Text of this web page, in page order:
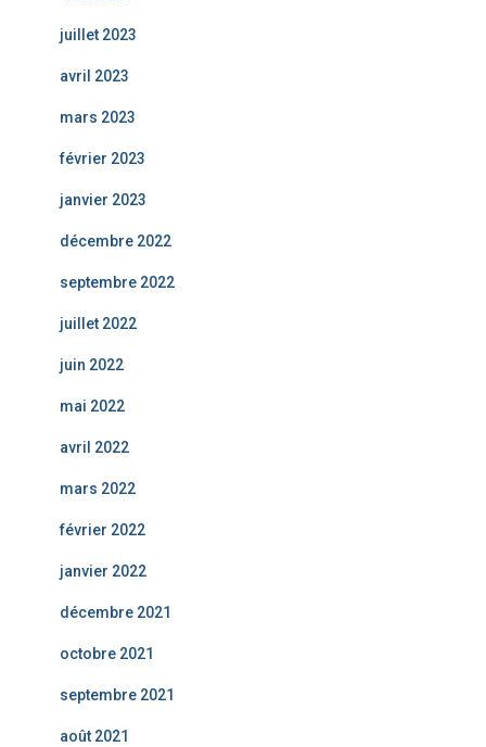
juillet 2023
avril 2023
mars 2023
février 2023
janvier 2023
décembre 2022
septembre 2022
juillet 2022
juin 2022
mai 2022
avril 2022
mars 2022
février 2022
janvier 2022
décembre 2021
octobre 2021
septembre 2021
août 2021